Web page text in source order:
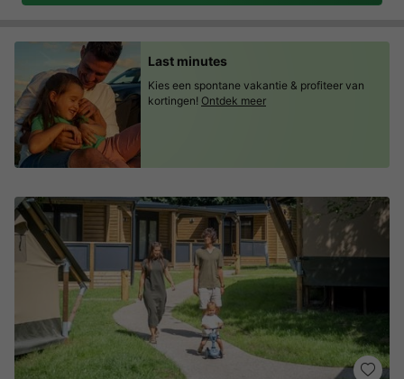
Last minutes
Kies een spontane vakantie & profiteer van
kortingen! Ontdek meer